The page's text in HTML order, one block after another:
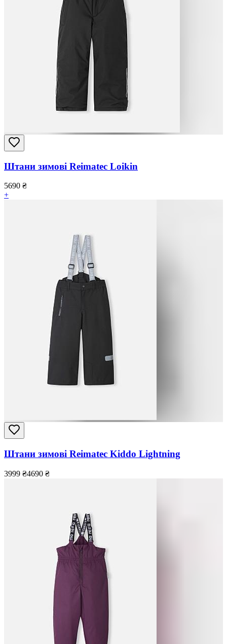
Штани зимові Reimatec Loikin
5690 ₴
+
Штани зимові Reimatec Kiddo Lightning
3999 ₴4690 ₴